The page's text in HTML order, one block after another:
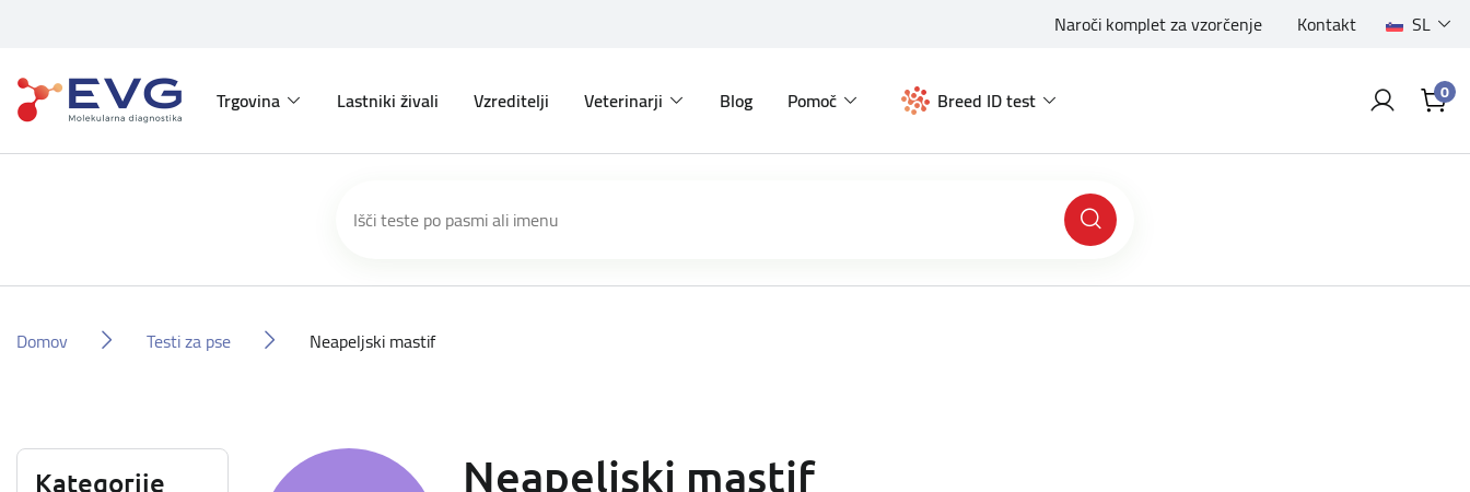
Naroči komplet za vzorčenje Kontakt SL
Trgovina Lastniki živali Vzreditelji Veterinarji Blog Pomoč Breed ID test 0
Domov Testi za pse Neapeljski mastif
Kategorije Neapeljski mastif